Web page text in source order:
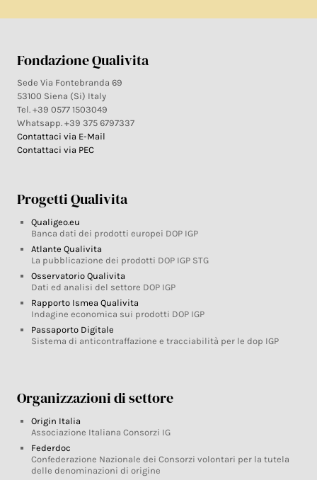
Fondazione Qualivita
Sede Via Fontebranda 69
53100 Siena (Si) Italy
Tel. +39 0577 1503049
Whatsapp. +39 375 6797337
Contattaci via E-Mail
Contattaci via PEC
Progetti Qualivita
Qualigeo.eu
Banca dati dei prodotti europei DOP IGP
Atlante Qualivita
La pubblicazione dei prodotti DOP IGP STG
Osservatorio Qualivita
Dati ed analisi del settore DOP IGP
Rapporto Ismea Qualivita
Indagine economica sui prodotti DOP IGP
Passaporto Digitale
Sistema di anticontraffazione e tracciabilità per le dop IGP
Organizzazioni di settore
Origin Italia
Associazione Italiana Consorzi IG
Federdoc
Confederazione Nazionale dei Consorzi volontari per la tutela
delle denominazioni di origine